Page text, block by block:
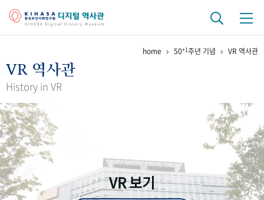
걸어온 길 기관 변천사
연구 역사
정책과 연구
간행물 변천사
기록물 아카이브
home 50+1주년 기념 VR 역사관
VR 역사관
History in VR
VR 보기